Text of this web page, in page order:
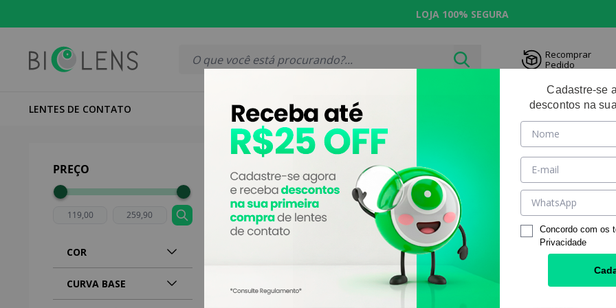
LOJA 100% SEGURA
Recomprar
Pedido
LENTES DE CONTATO LENTES COLORIDAS
PREÇO
COR
CURVA BASE
Página inicial |Lentes Coloridas|
PRODUTOS POR
Cadastre-se
descontos na
Concordo com os
Privacidade